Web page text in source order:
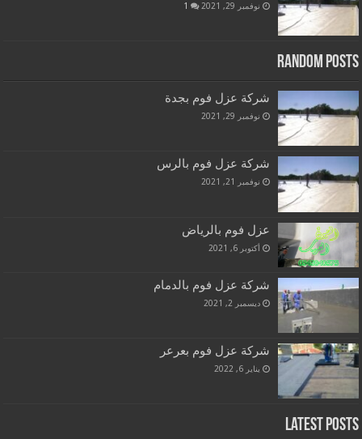
نوفمبر 29, 2021 1
Random Posts
شركة عزل فوم بجدة
نوفمبر 29, 2021
شركة عزل فوم بالرس
نوفمبر 21, 2021
عزل فوم بالرياض
أكتوبر 6, 2021
شركة عزل فوم بالدمام
ديسمبر 2, 2021
شركة عزل فوم بعرعر
يناير 6, 2022
Latest Posts